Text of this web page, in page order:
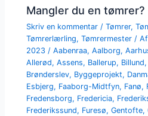
Mangler du en tømrer?
Skriv en kommentar /Tømrer,
Tømrerlærling,Tømrermester /
2023/Aabenraa,Aalborg,
Allerød,Assens, Ballerup, Billund,
Brønderslev, Byggeprojekt,
Esbjerg, Faaborg-Midtfyn, Fanø,
Fredensborg, Fredericia,
Frederikssund, Furesø,Gentofte,